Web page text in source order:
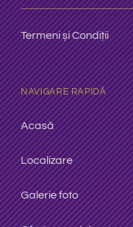
Termeni și Condiții
NAVIGARE RAPIDĂ
Acasă
Localizare
Galerie foto